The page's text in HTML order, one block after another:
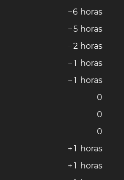
−6 horas
−5 horas
−2 horas
− 1 horas
− 1 horas
0
0
0
+ 1 horas
+ 1 horas